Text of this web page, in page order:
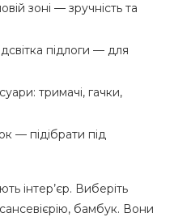
зоні — зручність та
підлоги — для
тримачі, гачки,
— підібрати під
інтер’єр. Виберіть
бамбук. Вони